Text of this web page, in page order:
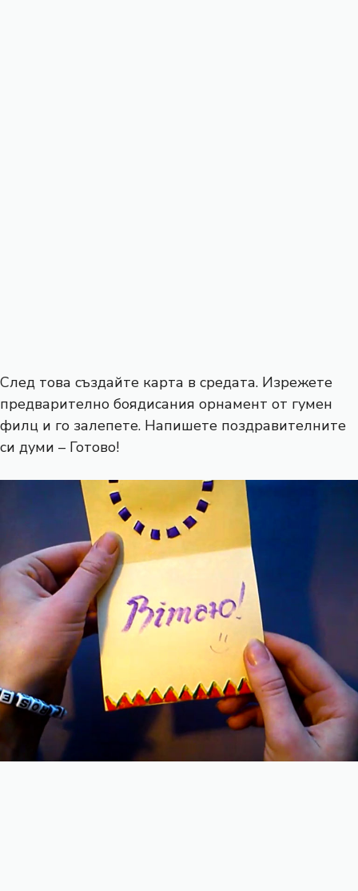
След това създайте карта в средата. Изрежете
предварително боядисания орнамент от гумен
филц и го залепете. Напишете поздравителните
си думи – Готово!